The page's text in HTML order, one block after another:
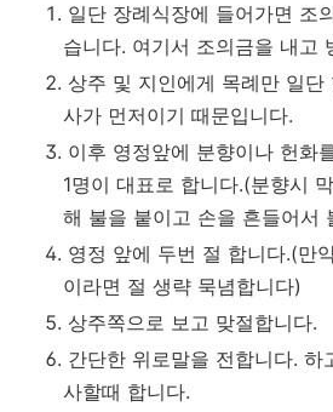
일단 장례식장에 들어가면 조
습니다. 여기서 조의금을 내고
상주 및 지인에게 목례만 일단
사가 먼저이기 때문입니다.
이후 영정앞에 분향이나 헌화
1명이 대표로 합니다.(분향시
해 불을 붙이고 손을 흔들어서
영정 앞에 두번 절 합니다.(만
이라면 절 생략 묵념합니다)
상주쪽으로 보고 맞절합니다.
간단한 위로말을 전합니다. 하
사할때 합니다.